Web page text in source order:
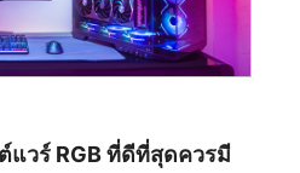
แวร์ RGB ที่ดีที่สุดควรมี